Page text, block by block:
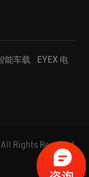
能车载
EYEX 电
Rights Reserved